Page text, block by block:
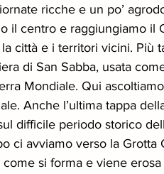
ricche e un po’
il centro e raggiungiamo il
città e i territori vicini. Più
di San Sabba, usata
Mondiale. Qui
Anche l’ultima tappa
difficile periodo storico
ci avviamo verso la
si forma e viene